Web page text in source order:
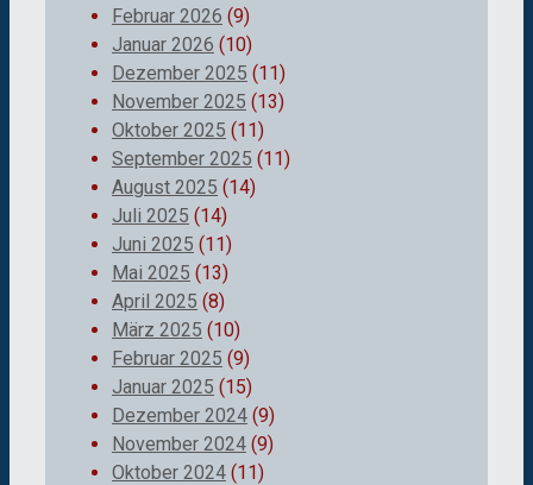
Februar 2026 (9)
Januar 2026 (10)
Dezember 2025 (11)
November 2025 (13)
Oktober 2025 (11)
September 2025 (11)
August 2025 (14)
Juli 2025 (14)
Juni 2025 (11)
Mai 2025 (13)
April 2025 (8)
März 2025 (10)
Februar 2025 (9)
Januar 2025 (15)
Dezember 2024 (9)
November 2024 (9)
Oktober 2024 (11)